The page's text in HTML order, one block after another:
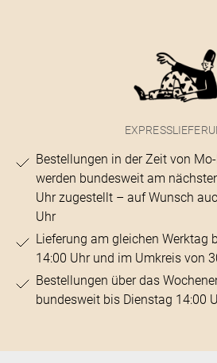
Bestellungen in der Zeit von
werden bundesweit am
Uhr zugestellt – auf Wunsch
Uhr
Lieferung am gleichen Werktag
14:00 Uhr und im Umkreis von
Bestellungen über das
bundesweit bis Dienstag 14:00